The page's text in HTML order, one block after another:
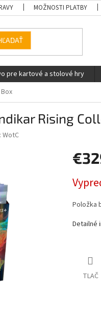
MOŽNOSTI PLATBY
pre kartové a stolové hry
Rising
WotC
cena:
Položka
Detailné
TLAČ